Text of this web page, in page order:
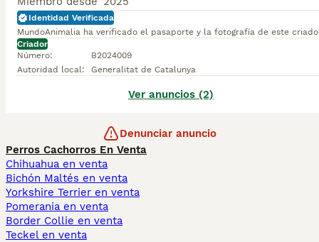
Identidad Verificada
MundoAnimalia ha verificado el pasaporte y la fotografía de este
Criador
Número:
B2024009
Autoridad local: Generalitat de Catalunya
Ver anuncios (2)
Denunciar anuncio
Perros Cachorros En Venta
Chihuahua en venta
Bichón Maltés en venta
Yorkshire Terrier en venta
Pomerania en venta
Border Collie en venta
Teckel en venta